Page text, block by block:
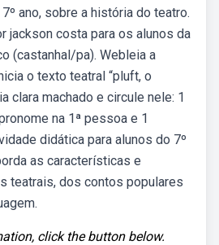
ano, sobre a história do teatro.
jackson costa para os alunos da
(castanhal/pa). Webleia a
o texto teatral “pluft, o
clara machado e circule nele: 1
na 1ª pessoa e 1
didática para alunos do 7º
as características e
teatrais, dos contos populares
click the button below.